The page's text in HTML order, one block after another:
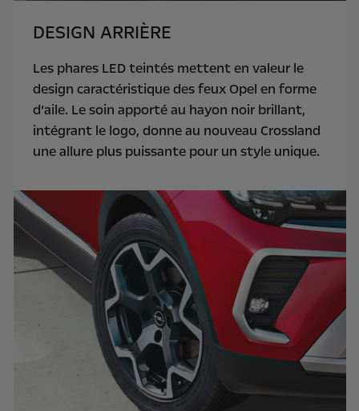
DESIGN ARRIÈRE
Les phares LED teintés mettent en valeur le
design caractéristique des feux Opel en forme
d’aile. Le soin apporté au hayon noir brillant,
intégrant le logo, donne au nouveau Crossland
une allure plus puissante pour un style unique.